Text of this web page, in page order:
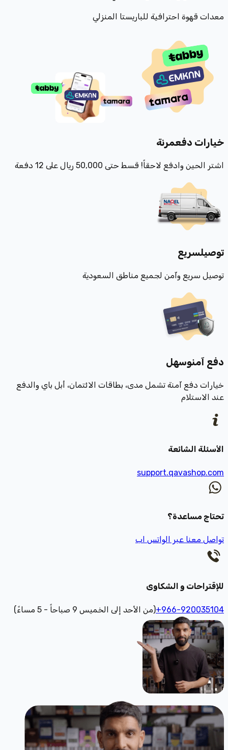
معدات قهوة احترافية للباريستا المنزلي
خيارات دفعمرنة
اشتر الحين وادفع لاحقاً! قسط حتى 50,000 ريال على 12 دفعة
توصيلسريع
توصيل سريع وآمن لجميع مناطق السعودية
دفع آمنوسهل
خيارات دفع آمنة تشمل مدى، بطاقات الائتمان، أبل باي والدفع
عند الاستلام
الأسئلة الشائعة
support.qavashop.com
تحتاج مساعدة؟
تواصل معنا عبر الواتس اب
للإقتراحات و الشكاوى
+966-920035104(من الأحد إلى الخميس 9 صباحاً - 5 مساءً)